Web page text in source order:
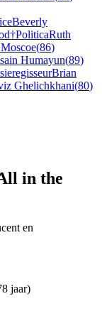
Beverly
†PoliticaRuth
(86)
Humayun(89)
Brian
Ghelichkhani(80)
in the
en
jaar)